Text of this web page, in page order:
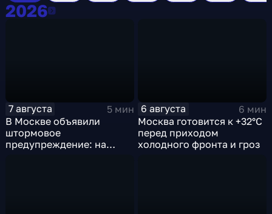
20262026
7 августа
5 мин
В Москве объявили
штормовое
предупреждение: на
6 августа
6 мин
Москва готовится к +32°C
перед приходом
холодного фронта и гроз